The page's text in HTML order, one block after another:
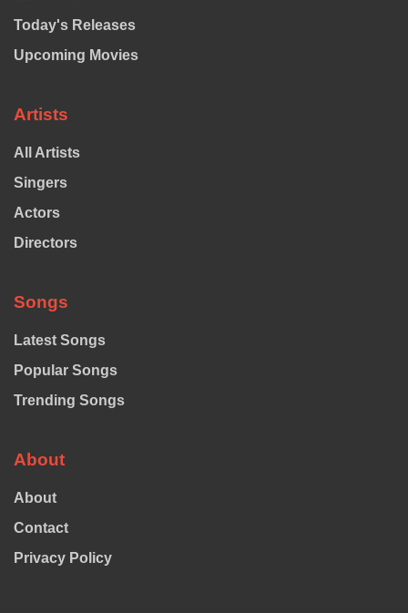
Today's Releases
Upcoming Movies
Artists
All Artists
Singers
Actors
Directors
Songs
Latest Songs
Popular Songs
Trending Songs
About
About
Contact
Privacy Policy